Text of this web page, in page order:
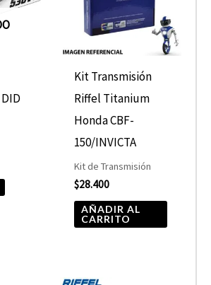
Kit Transmisión
Riffel Titanium
Honda CBF-
150/INVICTA
Kit de Transmisión
$28.400
AÑADIR AL
CARRITO